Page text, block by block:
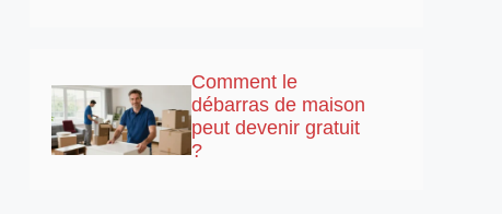
Comment le
débarras de maison
peut devenir gratuit
?